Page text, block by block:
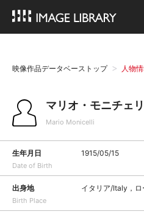
映像作品データベーストップ 人物
マリオ・モニチェリ
Mario Monicelli
生年月日
Date of Birth
1915/05/15
出身地
Birth Place
イタリア/Italy，ロ